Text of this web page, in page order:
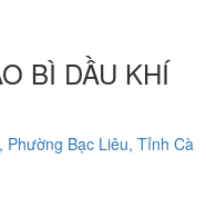
BÌ DẦU KHÍ
Phường Bạc Liêu, Tỉnh Cà